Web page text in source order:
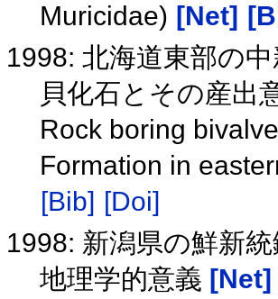
Muricidae) [Net]
1998: 北海道東部の
貝化石とその産出
Rock boring
Formation in
[Bib] [Doi]
1998: 新潟県の鮮新
地理学的意義 [Net]